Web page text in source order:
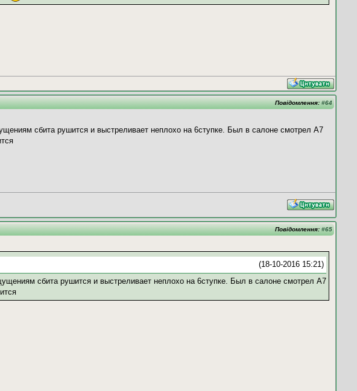
Повідомлення: #64
сбита рушится и выстреливает неплохо на 6ступке. Был в салоне смотрел А7
Повідомлення: #65
(18-10-2016 15:21)
сбита рушится и выстреливает неплохо на 6ступке. Был в салоне смотрел А7